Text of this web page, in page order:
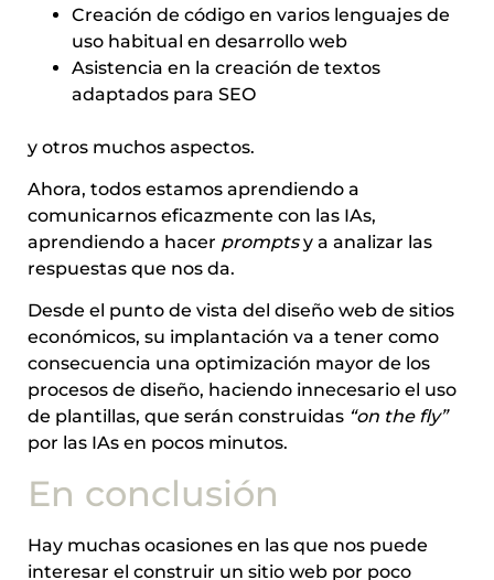
Creación de código en varios lenguajes de
uso habitual en desarrollo web
Asistencia en la creación de textos
adaptados para SEO
y otros muchos aspectos.
Ahora, todos estamos aprendiendo a
comunicarnos eficazmente con las IAs,
aprendiendo a hacer promptsy a analizar las
respuestas que nos da.
Desde el punto de vista del diseño web de sitios
económicos, su implantación va a tener como
consecuencia una optimización mayor de los
procesos de diseño, haciendo innecesario el uso
de plantillas, que serán construidas “on the fly”
por las IAs en pocos minutos.
En conclusión
Hay muchas ocasiones en las que nos puede
interesar el construir un sitio web por poco